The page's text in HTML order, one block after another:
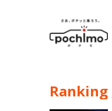
Ranking